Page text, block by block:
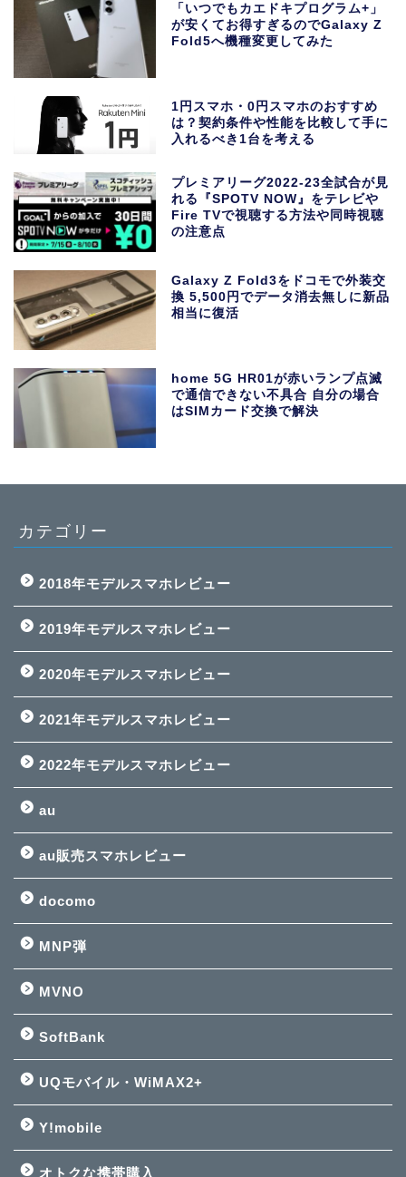
「いつでもカエドキプログラム+」
が安くてお得すぎるのでGalaxy Z
Fold5へ機種変更してみた
1円スマホ・0円スマホのおすすめ
は？契約条件や性能を比較して手に
入れるべき1台を考える
プレミアリーグ2022-23全試合が見
れる『SPOTV NOW』をテレビや
Fire TVで視聴する方法や同時視聴
の注意点
Galaxy Z Fold3をドコモで外装交
換 5,500円でデータ消去無しに新品
相当に復活
home 5G HR01が赤いランプ点滅
で通信できない不具合 自分の場合
はSIMカード交換で解決
カテゴリー
2018年モデルスマホレビュー
2019年モデルスマホレビュー
2020年モデルスマホレビュー
2021年モデルスマホレビュー
2022年モデルスマホレビュー
au
au販売スマホレビュー
docomo
MNP弾
MVNO
SoftBank
UQモバイル・WiMAX2+
Y!mobile
オトクな携帯購入